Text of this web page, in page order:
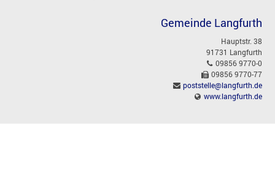
Gemeinde Langfurth
Hauptstr. 38
91731 Langfurth
09856 9770-0
09856 9770-77
poststelle@langfurth.de
www.langfurth.de